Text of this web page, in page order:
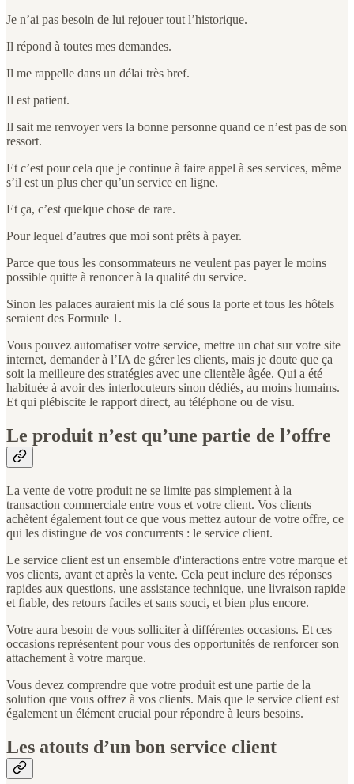
Je n’ai pas besoin de lui rejouer tout l’historique.
Il répond à toutes mes demandes.
Il me rappelle dans un délai très bref.
Il est patient.
Il sait me renvoyer vers la bonne personne quand ce n’est pas de son
ressort.
Et c’est pour cela que je continue à faire appel à ses services, même
s’il est un plus cher qu’un service en ligne.
Et ça, c’est quelque chose de rare.
Pour lequel d’autres que moi sont prêts à payer.
Parce que tous les consommateurs ne veulent pas payer le moins
possible quitte à renoncer à la qualité du service.
Sinon les palaces auraient mis la clé sous la porte et tous les hôtels
seraient des Formule 1.
Vous pouvez automatiser votre service, mettre un chat sur votre site
internet, demander à l’IA de gérer les clients, mais je doute que ça
soit la meilleure des stratégies avec une clientèle âgée. Qui a été
habituée à avoir des interlocuteurs sinon dédiés, au moins humains.
Et qui plébiscite le rapport direct, au téléphone ou de visu.
Le produit n’est qu’une partie de l’offre
La vente de votre produit ne se limite pas simplement à la
transaction commerciale entre vous et votre client. Vos clients
achètent également tout ce que vous mettez autour de votre offre, ce
qui les distingue de vos concurrents : le service client.
Le service client est un ensemble d'interactions entre votre marque et
vos clients, avant et après la vente. Cela peut inclure des réponses
rapides aux questions, une assistance technique, une livraison rapide
et fiable, des retours faciles et sans souci, et bien plus encore.
Votre aura besoin de vous solliciter à différentes occasions. Et ces
occasions représentent pour vous des opportunités de renforcer son
attachement à votre marque.
Vous devez comprendre que votre produit est une partie de la
solution que vous offrez à vos clients. Mais que le service client est
également un élément crucial pour répondre à leurs besoins.
Les atouts d’un bon service client